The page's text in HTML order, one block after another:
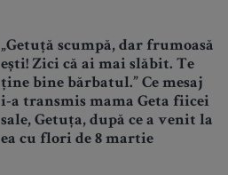
„Getuță scumpă, dar frumoasă
ești! Zici că ai mai slăbit. Te
ține bine bărbatul.” Ce mesaj
i-a transmis mama Geta fiicei
sale, Getuța, după ce a venit la
ea cu flori de 8 martie